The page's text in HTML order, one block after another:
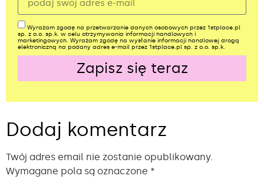
Wyrażam zgodę na przetwarzanie danych osobowych przez 1stplace.pl
sp. z o.o. sp.k. w celu otrzymywania informacji handlowych i
marketingowych. Wyrażam zgodę na wysłanie informacji handlowej drogą
elektroniczną na podany adres e-mail przez 1stplace.pl sp. z o.o. sp.k.
Zapisz się teraz
Dodaj komentarz
Twój adres email nie zostanie opublikowany.
Wymagane pola są oznaczone *